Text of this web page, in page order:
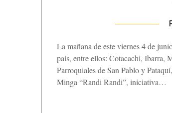
La mañana de este viernes 4 de
país, entre ellos: Cotacachi, Ibarra,
Parroquiales de San Pablo y
Minga “Randi Randi”, iniciativa…